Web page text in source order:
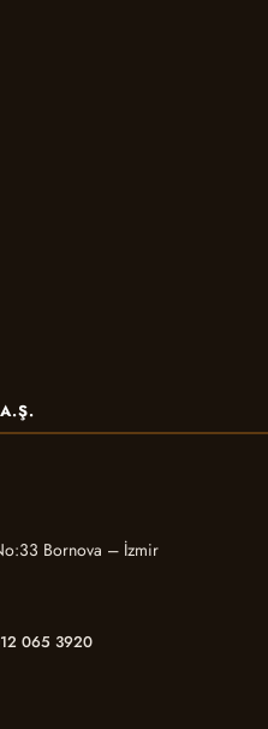
Bornova – İzmir
065 3920